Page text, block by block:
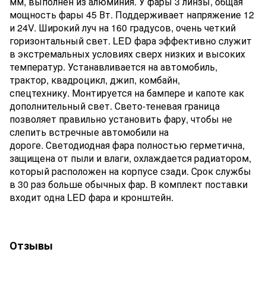
мощность фары 45 Вт. Поддерживает напряжение 12
и 24V. Широкий луч на 160 градусов, очень четкий
горизонтальный свет. LED фара эффективно служит
в экстремальных условиях сверх низких и высоких
температур. Устанавливается на автомобиль,
трактор, квадроцикл, джип, комбайн,
спецтехнику. Монтируется на бампере и капоте как
дополнительный свет. Свето-теневая граница
позволяет правильно установить фару, чтобы не
слепить встречные автомобили на
дороге. Светодиодная фара полностью герметична,
защищена от пыли и влаги, охлаждается радиатором,
который расположен на корпусе сзади. Срок службы
в 30 раз больше обычных фар. В комплект поставки
входит одна LED фара и кронштейн.
Отзывы